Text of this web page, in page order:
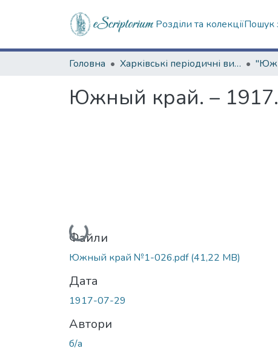
Розділи та колекціїПошук
Головна Харківські періодичні видання
Южный край. –
Вантажиться...
Файли
Южный край №1-026.pdf(41,22 MB)
Дата
1917-07-29
Автори
б/а